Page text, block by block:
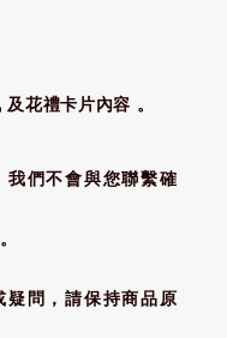
花禮卡片內容 。
們不會與您聯繫確
問，請保持商品原